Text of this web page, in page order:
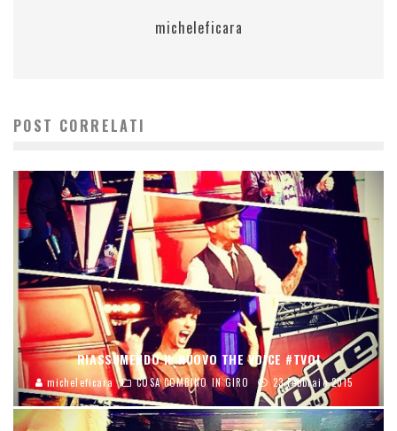
micheleficara
POST CORRELATI
RIASSUMENDO IL NUOVO THE VOICE #TVOI
micheleficara COSA COMBINO IN GIRO 23 Febbraio 2015